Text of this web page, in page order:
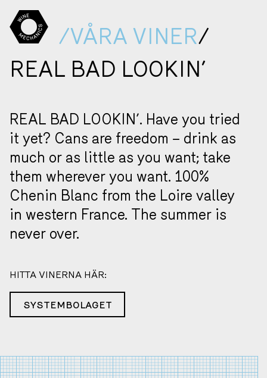
/VÅRA VINER/
REAL BAD LOOKIN’
REAL BAD LOOKIN’. Have you tried
it yet? Cans are freedom – drink as
much or as little as you want; take
them wherever you want. 100%
Chenin Blanc from the Loire valley
in western France. The summer is
never over.
HITTA VINERNA HÄR:
SYSTEMBOLAGET